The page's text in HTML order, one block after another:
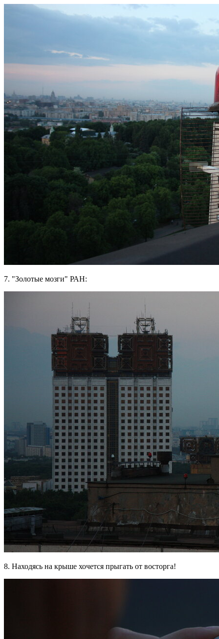
7. "Золотые мозги" РАН:
8. Находясь на крыше хочется прыгать от восторга!